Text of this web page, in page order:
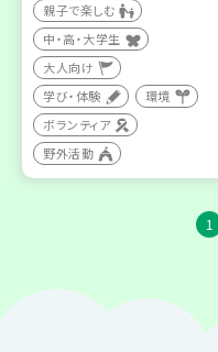
親子で楽しむ
中・高・大学生
大人向け
学び・体験
環境
ボランティア
野外活動
1